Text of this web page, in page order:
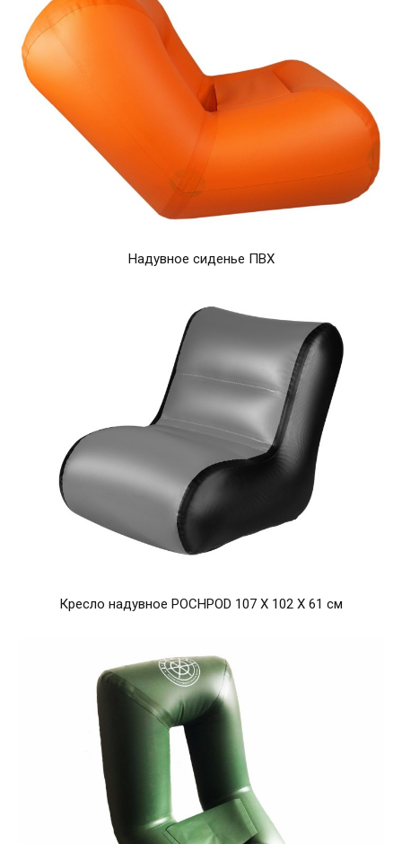
Надувное сиденье ПВХ
Кресло надувное POCHPOD 107 Х 102 Х 61 см